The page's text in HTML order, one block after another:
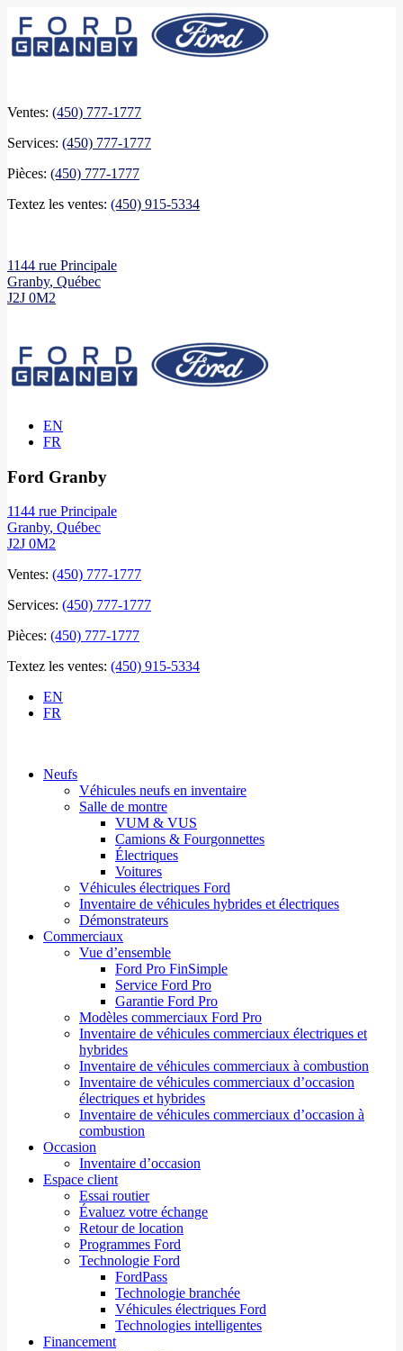
Ventes: (450) 777-1777
Services: (450) 777-1777
Pièces: (450) 777-1777
Textez les ventes: (450) 915-5334
1144 rue Principale
Granby, Québec
J2J 0M2
EN
FR
Ford Granby
1144 rue Principale
Granby, Québec
J2J 0M2
Ventes: (450) 777-1777
Services: (450) 777-1777
Pièces: (450) 777-1777
Textez les ventes: (450) 915-5334
EN
FR
Neufs
Véhicules neufs en inventaire
Salle de montre
VUM & VUS
Camions & Fourgonnettes
Électriques
Voitures
Véhicules électriques Ford
Inventaire de véhicules hybrides et électriques
Démonstrateurs
Commerciaux
Vue d’ensemble
Ford Pro FinSimple
Service Ford Pro
Garantie Ford Pro
Modèles commerciaux Ford Pro
Inventaire de véhicules commerciaux électriques et
hybrides
Inventaire de véhicules commerciaux à combustion
Inventaire de véhicules commerciaux d’occasion
électriques et hybrides
Inventaire de véhicules commerciaux d’occasion à
combustion
Occasion
Inventaire d’occasion
Espace client
Essai routier
Évaluez votre échange
Retour de location
Programmes Ford
Technologie Ford
FordPass
Technologie branchée
Véhicules électriques Ford
Technologies intelligentes
Financement